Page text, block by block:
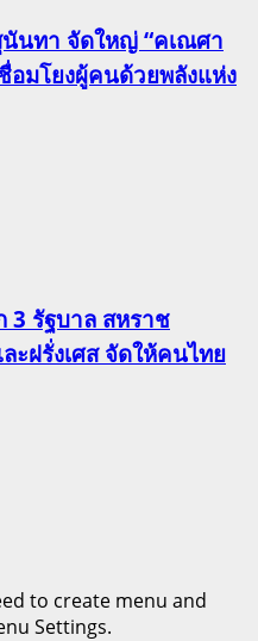
นทา จัดใหญ่ “คเณศา
อมโยงผู้คนด้วยพลังแห่ง
3 รัฐบาล สหราช
ะฝรั่งเศส จัดให้คนไทย
to create menu and
Settings.